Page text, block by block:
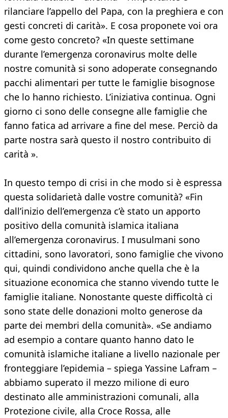
rilanciare l’appello del Papa, con la preghiera e con
gesti concreti di carità». E cosa proponete voi ora
come gesto concreto? «In queste settimane
durante l’emergenza coronavirus molte delle
nostre comunità si sono adoperate consegnando
pacchi alimentari per tutte le famiglie bisognose
che lo hanno richiesto. L’iniziativa continua. Ogni
giorno ci sono delle consegne alle famiglie che
fanno fatica ad arrivare a fine del mese. Perciò da
parte nostra sarà questo il nostro contribuito di
carità ».
In questo tempo di crisi in che modo si è espressa
questa solidarietà dalle vostre comunità? «Fin
dall’inizio dell’emergenza c’è stato un apporto
positivo della comunità islamica italiana
all’emergenza coronavirus. I musulmani sono
cittadini, sono lavoratori, sono famiglie che vivono
qui, quindi condividono anche quella che è la
situazione economica che stanno vivendo tutte le
famiglie italiane. Nonostante queste difficoltà ci
sono state delle donazioni molto generose da
parte dei membri della comunità». «Se andiamo
ad esempio a contare quanto hanno dato le
comunità islamiche italiane a livello nazionale per
fronteggiare l’epidemia – spiega Yassine Lafram –
abbiamo superato il mezzo milione di euro
destinato alle amministrazioni comunali, alla
Protezione civile, alla Croce Rossa, alle